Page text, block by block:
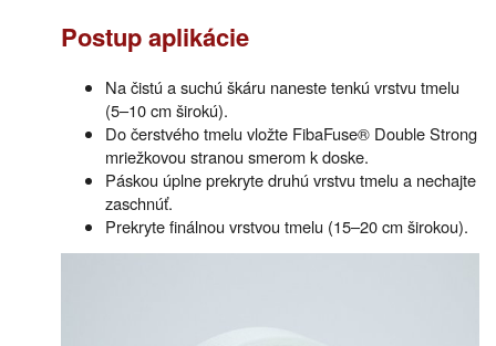
Postup aplikácie
Na čistú a suchú škáru naneste tenkú vrstvu tmelu
(5–10 cm širokú).
Do čerstvého tmelu vložte FibaFuse® Double Strong
mriežkovou stranou smerom k doske.
Páskou úplne prekryte druhú vrstvu tmelu a nechajte
zaschnúť.
Prekryte finálnou vrstvou tmelu (15–20 cm širokou).